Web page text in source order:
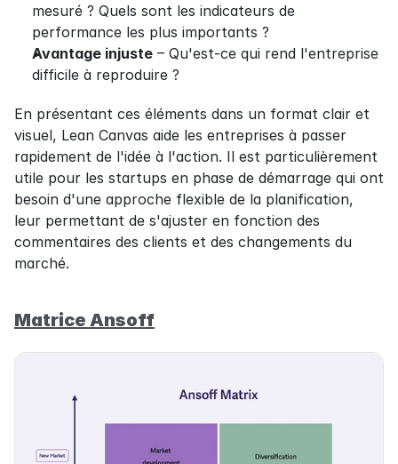
mesuré ? Quels sont les indicateurs de
performance les plus importants ?
Avantage injuste – Qu'est-ce qui rend l'entreprise
difficile à reproduire ?
En présentant ces éléments dans un format clair et
visuel, Lean Canvas aide les entreprises à passer
rapidement de l'idée à l'action. Il est particulièrement
utile pour les startups en phase de démarrage qui ont
besoin d'une approche flexible de la planification,
leur permettant de s'ajuster en fonction des
commentaires des clients et des changements du
marché.
Matrice Ansoff